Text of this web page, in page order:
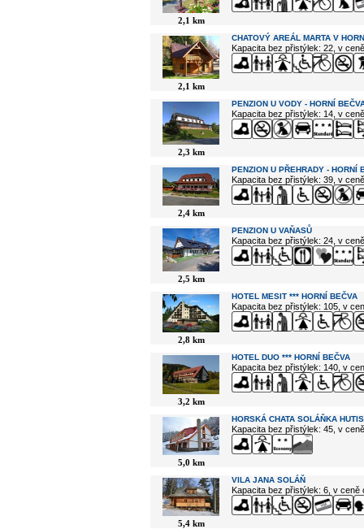
2,1 km
2,1 km
CHATOVÝ AREÁL MARTA V
Kapacita bez přistýlek: 22, v
2,3 km
PENZION U VODY - HORNÍ
Kapacita bez přistýlek: 14, v
2,4 km
PENZION U PŘEHRADY - HORNÍ
Kapacita bez přistýlek: 39, v
2,5 km
PENZION U VAŇASŮ
Kapacita bez přistýlek: 24, v
2,8 km
HOTEL MESIT *** HORNÍ BEČVA
Kapacita bez přistýlek: 105, v
3,2 km
HOTEL DUO *** HORNÍ BEČVA
Kapacita bez přistýlek: 140, v
5,0 km
HORSKÁ CHATA SOLÁŇKA
Kapacita bez přistýlek: 45, v
5,4 km
VILA JANA SOLÁŇ
Kapacita bez přistýlek: 6, v ceně